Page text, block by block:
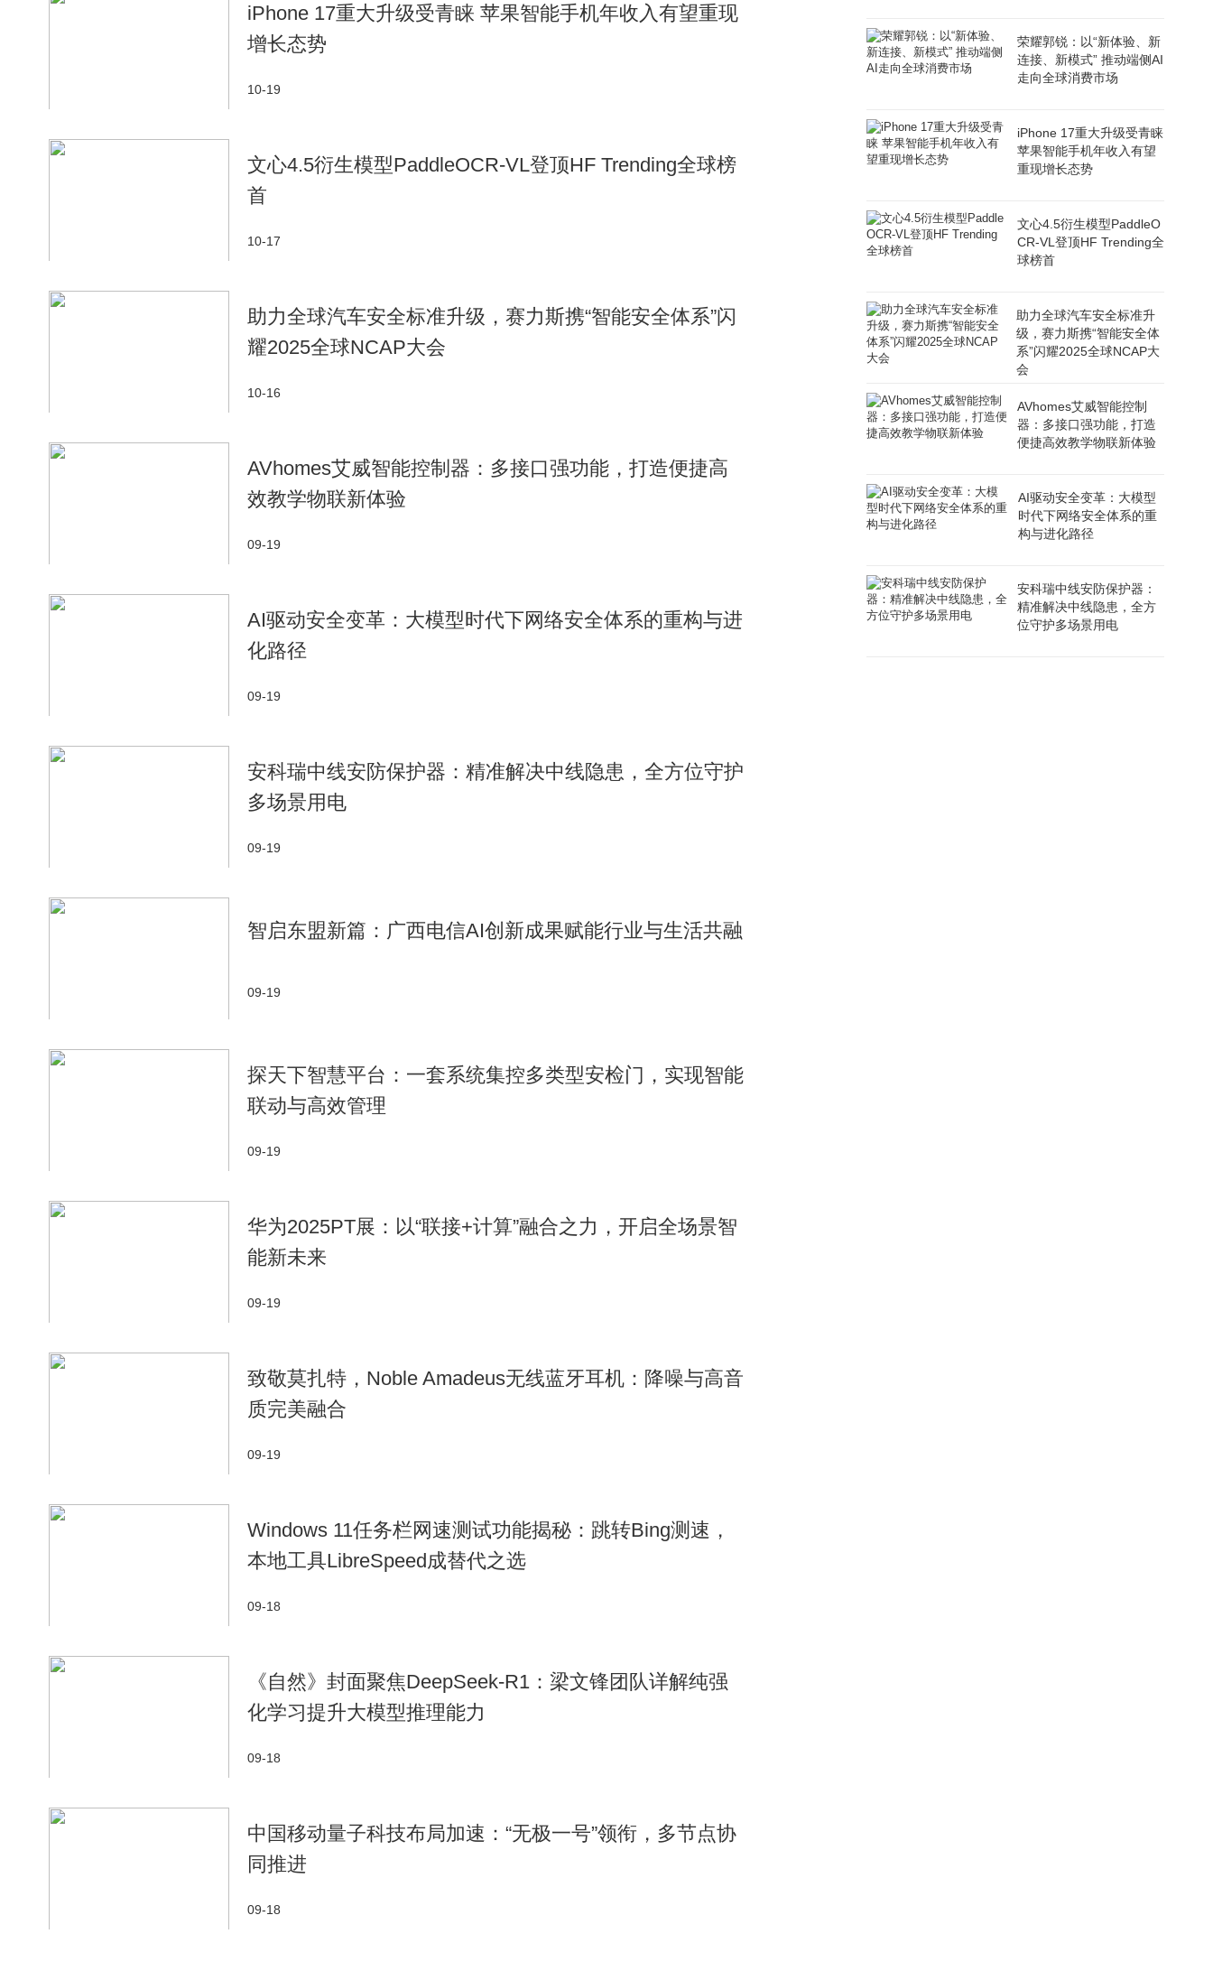
iPhone 17重大升级受青睐 苹果智能手机年收入有望重现
增长态势
10-19
文心4.5衍生模型PaddleOCR-VL登顶HF Trending全球榜
首
10-17
助力全球汽车安全标准升级，赛力斯携“智能安全体系”闪
耀2025全球NCAP大会
10-16
AVhomes艾威智能控制器：多接口强功能，打造便捷高
效教学物联新体验
09-19
AI驱动安全变革：大模型时代下网络安全体系的重构与进
化路径
09-19
安科瑞中线安防保护器：精准解决中线隐患，全方位守护
多场景用电
09-19
智启东盟新篇：广西电信AI创新成果赋能行业与生活共融
09-19
探天下智慧平台：一套系统集控多类型安检门，实现智能
联动与高效管理
09-19
华为2025PT展：以“联接+计算”融合之力，开启全场景智
能新未来
09-19
致敬莫扎特，Noble Amadeus无线蓝牙耳机：降噪与高音
质完美融合
09-19
Windows 11任务栏网速测试功能揭秘：跳转Bing测速，
本地工具LibreSpeed成替代之选
09-18
​《自然》封面聚焦DeepSeek-R1：梁文锋团队详解纯强
化学习提升大模型推理能力​
09-18
中国移动量子科技布局加速：“无极一号”领衔，多节点协
同推进
09-18
荣耀郭锐：以“新体验、新
连接、新模式” 推动端侧AI
走向全球消费市场
iPhone 17重大升级受青睐
苹果智能手机年收入有望
重现增长态势
文心4.5衍生模型PaddleO
CR-VL登顶HF Trending全
球榜首
助力全球汽车安全标准升
级，赛力斯携“智能安全体
系”闪耀2025全球NCAP大
会
AVhomes艾威智能控制
器：多接口强功能，打造
便捷高效教学物联新体验
AI驱动安全变革：大模型
时代下网络安全体系的重
构与进化路径
安科瑞中线安防保护器：
精准解决中线隐患，全方
位守护多场景用电